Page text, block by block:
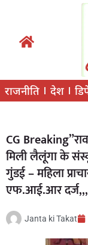
राजनीति देश
CG
मिली लैलूंगा के
गुंडई – महिला
एफ.आई.आर
Janta ki Takat